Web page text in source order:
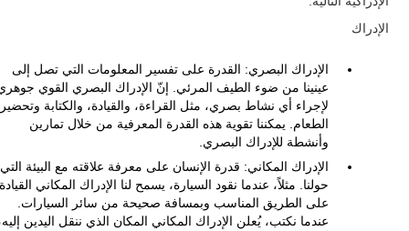
الإدراك
الإدراك البصري: القدرة على تفسير المعلومات التي تصل إلى
عينينا من ضوء الطيف المرئي. إنّ الإدراك البصري القوي
لإجراء أي نشاط بصري، مثل القراءة، والقيادة، والكتابة وتحضير
الطعام. يمكننا تقوية هذه القدرة المعرفية من خلال تمارين
وأنشطة للإدراك البصري.
الإدراك المكاني: قدرة الإنسان على معرفة علاقته مع البيئة التي
حولنا. مثلاً، عندما نقود السيارة، يسمح لنا الإدراك المكاني القيادة
على الطريق المناسب وبمسافة صحيحة من سائر السيارات.
عندما نكتب، يُعلن الإدراك المكاني المكان الذي ننقل اليدين